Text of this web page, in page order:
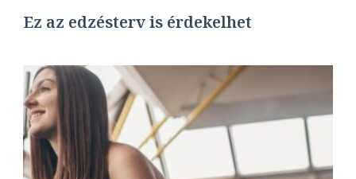
Ez az edzésterv is érdekelhet